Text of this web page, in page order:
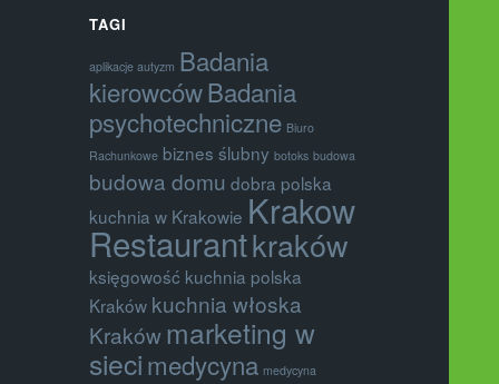
TAGI
aplikacje autyzm Badania
kierowcówBadania
psychotechniczne Biuro
Rachunkowe biznes ślubny botoks budowa
budowa domu dobra polska
kuchnia w Krakowie Krakow
Restaurantkraków
księgowość kuchnia polska
Kraków kuchnia włoska
Krakówmarketing w
siecimedycyna medycyna